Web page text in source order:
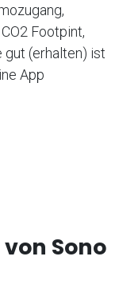
Footpint,
gut (erhalten) ist
App
Sono